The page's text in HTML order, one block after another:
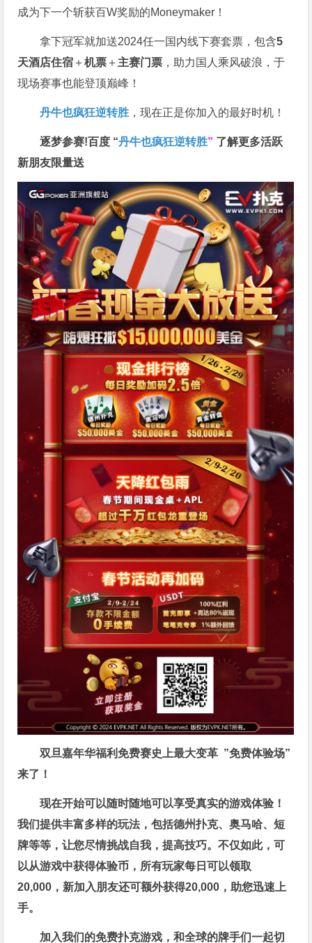
成为下一个斩获百W奖励的Moneymaker！
拿下冠军就加送2024任一国内线下赛套票，包含5
天酒店住宿 ＋机票 ＋主赛门票 ，助力国人乘风破浪，于
现场赛事也能登顶巅峰！
丹牛也疯狂逆转胜，现在正是你加入的最好时机！
逐梦参赛!百度 “丹牛也疯狂逆转胜” 了解更多活跃
新朋友限量送
双旦嘉年华福利免费赛史上最大变革 ”免费体验场”
来了！
现在开始可以随时随地可以享受真实的游戏体验！
我们提供丰富多样的玩法，包括德州扑克、奥马哈、短
牌等等，让您尽情挑战自我，提高技巧。不仅如此，可
以从游戏中获得体验币，所有玩家每日可以领取
20,000，新加入朋友还可额外获得20,000，助您迅速上
手。
加入我们的免费扑克游戏，和全球的牌手们一起切